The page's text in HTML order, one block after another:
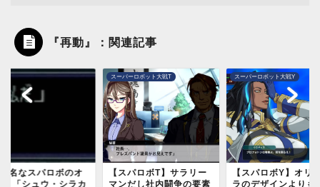
『再動』：関連記事
ーロボット大戦T
パロボT】サラリー
だし社内闘争の要素
スーパーロボット大戦Y
【スパロボY】オリキャ
ラのデザインよりも今作
スーパーロボット大戦30
【スパロボ30】主人
後継機DLCまだです